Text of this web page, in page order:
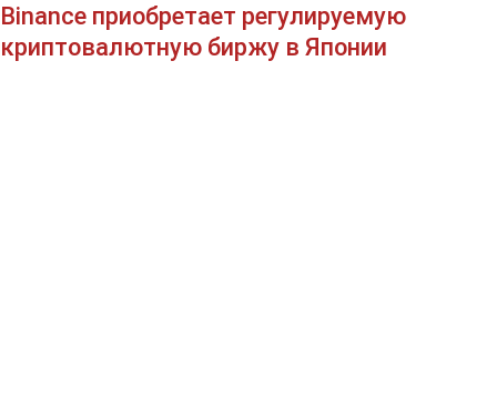
Binance приобретает регулируемую
криптовалютную биржу в Японии